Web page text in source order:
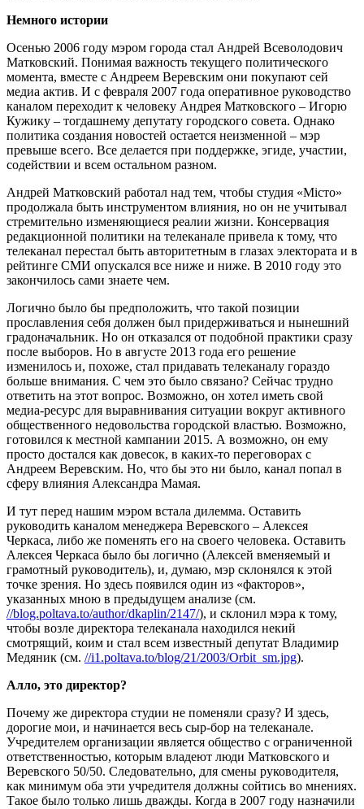
Немного истории
Осенью 2006 году мэром города стал Андрей Всеволодович
Матковский. Понимая важность текущего политического
момента, вместе с Андреем Веревским они покупают сей
медиа актив. И с февраля 2007 года оперативное руководство
каналом переходит к человеку Андрея Матковского – Игорю
Кужику – тогдашнему депутату городского совета. Однако
политика создания новостей остается неизменной – мэр
превыше всего. Все делается при поддержке, эгиде, участии,
содействии и всем остальном разном.
Андрей Матковский работал над тем, чтобы студия «Місто»
продолжала быть инструментом влияния, но он не учитывал
стремительно изменяющиеся реалии жизни. Консервация
редакционной политики на телеканале привела к тому, что
телеканал перестал быть авторитетным в глазах электората и в
рейтинге СМИ опускался все ниже и ниже. В 2010 году это
закончилось сами знаете чем.
Логично было бы предположить, что такой позиции
прославления себя должен был придерживаться и нынешний
градоначальник. Но он отказался от подобной практики сразу
после выборов. Но в августе 2013 года его решение
изменилось и, похоже, стал придавать телеканалу гораздо
больше внимания. С чем это было связано? Сейчас трудно
ответить на этот вопрос. Возможно, он хотел иметь свой
медиа-ресурс для выравнивания ситуации вокруг активного
общественного недовольства городской властью. Возможно,
готовился к местной кампании 2015. А возможно, он ему
просто достался как довесок, в каких-то переговорах с
Андреем Веревским. Но, что бы это ни было, канал попал в
сферу влияния Александра Мамая.
И тут перед нашим мэром встала дилемма. Оставить
руководить каналом менеджера Веревского – Алексея
Черкаса, либо же поменять его на своего человека. Оставить
Алексея Черкаса было бы логично (Алексей вменяемый и
грамотный руководитель), и, думаю, мэр склонялся к этой
точке зрения. Но здесь появился один из «факторов»,
указанных мною в предыдущем анализе (см.
//blog.poltava.to/author/dkaplin/2147/), и склонил мэра к тому,
чтобы возле директора телеканала находился некий
смотрящий, коим и стал всем известный депутат Владимир
Медяник (см. //i1.poltava.to/blog/21/2003/Orbit_sm.jpg).
Алло, это директор?
Почему же директора студии не поменяли сразу? И здесь,
дорогие мои, и начинается весь сыр-бор на телеканале.
Учредителем организации является общество с ограниченной
ответственностью, которым владеют люди Матковского и
Веревского 50/50. Следовательно, для смены руководителя,
как минимум оба эти учредителя должны сойтись во мнениях.
Такое было только лишь дважды. Когда в 2007 году назначили